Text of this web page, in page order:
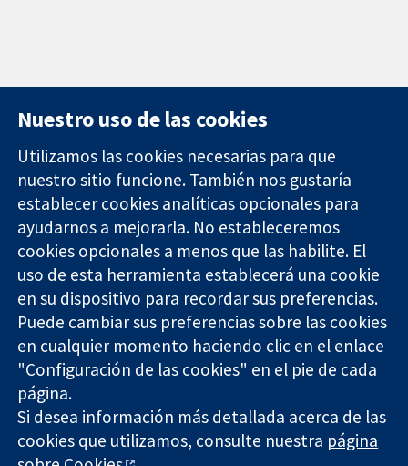
Evidencia fiable.
Decisiones
informadas.
Mejor salud.
11-13 Cavendish
Square
Londres
W1G 0AN
Reino Unido
Contacto
Noticias
Prensa
Sobre
nosotros
Empleo
Cochrane
Library
The Cochrane Collaboration is a charity (no. 1045921) and a
company limited by guarantee (no. 03044323) registered in
England & Wales. VAT registration number GB 718 2127 49.
Nuestro uso de las cookies
Utilizamos las cookies necesarias para que
nuestro sitio funcione. También nos gustaría
establecer cookies analíticas opcionales para
ayudarnos a mejorarla. No estableceremos
cookies opcionales a menos que las habilite. El
uso de esta herramienta establecerá una cookie
en su dispositivo para recordar sus preferencias.
Puede cambiar sus preferencias sobre las cookies
en cualquier momento haciendo clic en el enlace
"Configuración de las cookies" en el pie de cada
página.
Si desea información más detallada acerca de las
cookies que utilizamos, consulte nuestra página